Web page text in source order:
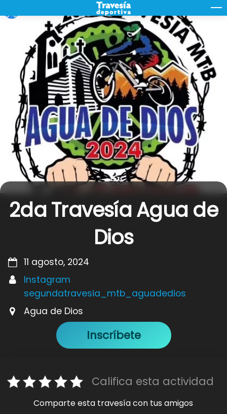
to
2da Travesía Agua de
Dios
11 agosto, 2024
Instagram
segundatravesia_mtb_aguadedios
Agua de Dios
Inscríbete
Califica esta actividad
Comparte esta travesía con tus amigos